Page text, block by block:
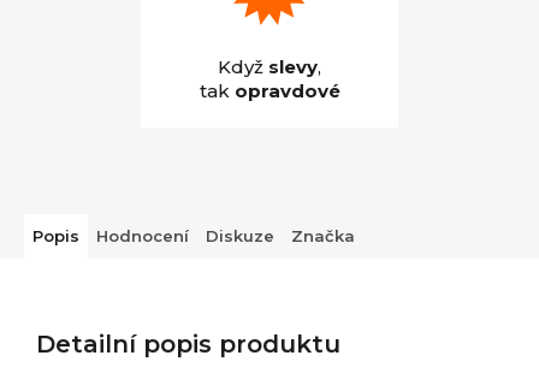
Když slevy,
tak opravdové
Popis Hodnocení Diskuze Značka
Detailní popis produktu